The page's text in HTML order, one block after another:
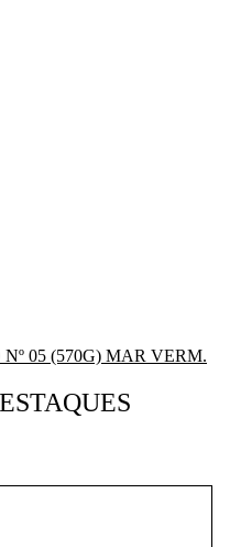
05 (570G) MAR VERM.